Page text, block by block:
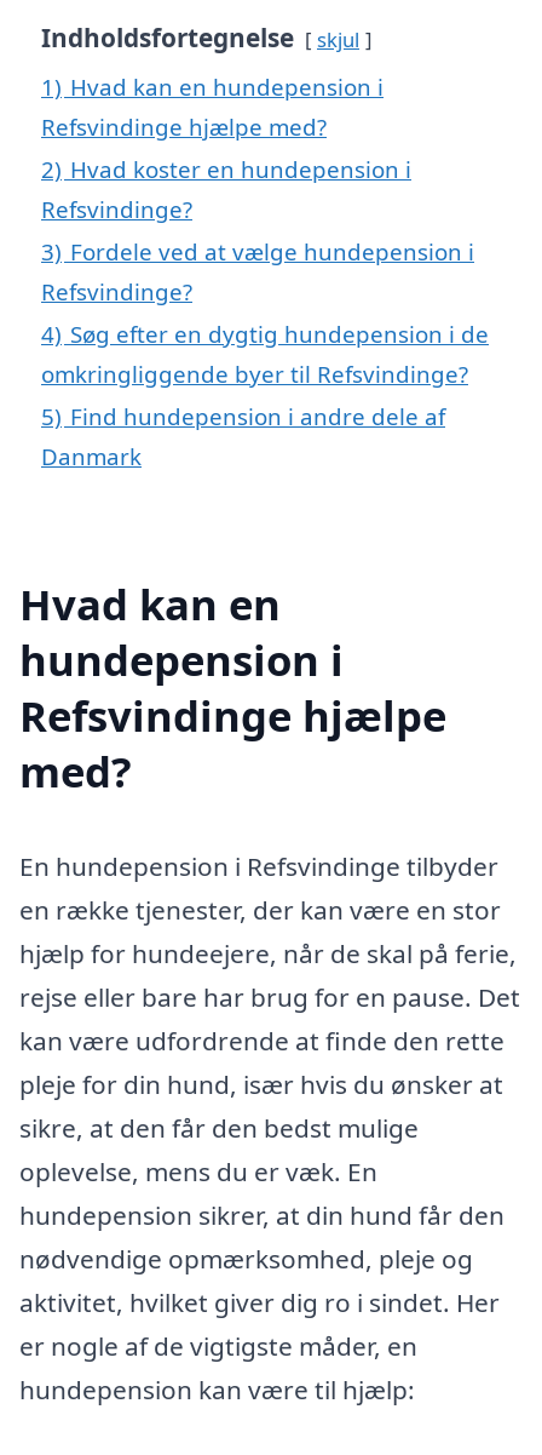
Indholdsfortegnelse skjul
1) Hvad kan en hundepension i
Refsvindinge hjælpe med?
2) Hvad koster en hundepension i
Refsvindinge?
3) Fordele ved at vælge hundepension i
Refsvindinge?
4) Søg efter en dygtig hundepension i de
omkringliggende byer til Refsvindinge?
5) Find hundepension i andre dele af
Danmark
Hvad kan en
hundepension i
Refsvindinge hjælpe
med?
En hundepension i Refsvindinge tilbyder
en række tjenester, der kan være en stor
hjælp for hundeejere, når de skal på ferie,
rejse eller bare har brug for en pause. Det
kan være udfordrende at finde den rette
pleje for din hund, især hvis du ønsker at
sikre, at den får den bedst mulige
oplevelse, mens du er væk. En
hundepension sikrer, at din hund får den
nødvendige opmærksomhed, pleje og
aktivitet, hvilket giver dig ro i sindet. Her
er nogle af de vigtigste måder, en
hundepension kan være til hjælp: